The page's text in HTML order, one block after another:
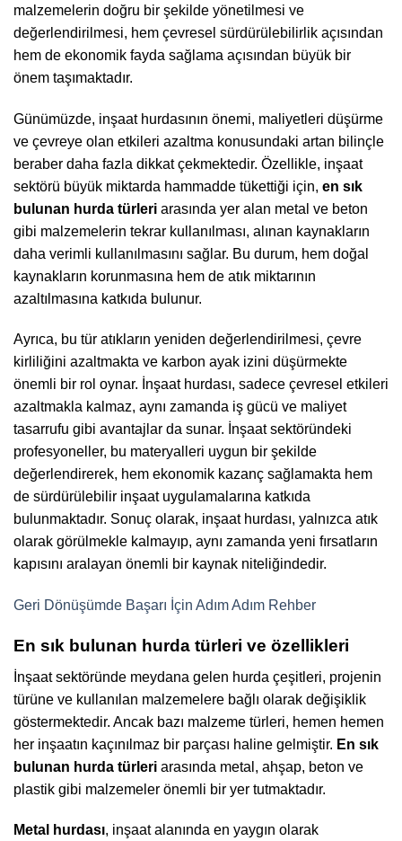
malzemelerin doğru bir şekilde yönetilmesi ve
değerlendirilmesi, hem çevresel sürdürülebilirlik açısından
hem de ekonomik fayda sağlama açısından büyük bir
önem taşımaktadır.
Günümüzde, inşaat hurdasının önemi, maliyetleri düşürme
ve çevreye olan etkileri azaltma konusundaki artan bilinçle
beraber daha fazla dikkat çekmektedir. Özellikle, inşaat
sektörü büyük miktarda hammadde tükettiği için, en sık
bulunan hurda türleri arasında yer alan metal ve beton
gibi malzemelerin tekrar kullanılması, alınan kaynakların
daha verimli kullanılmasını sağlar. Bu durum, hem doğal
kaynakların korunmasına hem de atık miktarının
azaltılmasına katkıda bulunur.
Ayrıca, bu tür atıkların yeniden değerlendirilmesi, çevre
kirliliğini azaltmakta ve karbon ayak izini düşürmekte
önemli bir rol oynar. İnşaat hurdası, sadece çevresel etkileri
azaltmakla kalmaz, aynı zamanda iş gücü ve maliyet
tasarrufu gibi avantajlar da sunar. İnşaat sektöründeki
profesyoneller, bu materyalleri uygun bir şekilde
değerlendirerek, hem ekonomik kazanç sağlamakta hem
de sürdürülebilir inşaat uygulamalarına katkıda
bulunmaktadır. Sonuç olarak, inşaat hurdası, yalnızca atık
olarak görülmekle kalmayıp, aynı zamanda yeni fırsatların
kapısını aralayan önemli bir kaynak niteliğindedir.
Geri Dönüşümde Başarı İçin Adım Adım Rehber
En sık bulunan hurda türleri ve özellikleri
İnşaat sektöründe meydana gelen hurda çeşitleri, projenin
türüne ve kullanılan malzemelere bağlı olarak değişiklik
göstermektedir. Ancak bazı malzeme türleri, hemen hemen
her inşaatın kaçınılmaz bir parçası haline gelmiştir. En sık
bulunan hurda türleri arasında metal, ahşap, beton ve
plastik gibi malzemeler önemli bir yer tutmaktadır.
Metal hurdası, inşaat alanında en yaygın olarak